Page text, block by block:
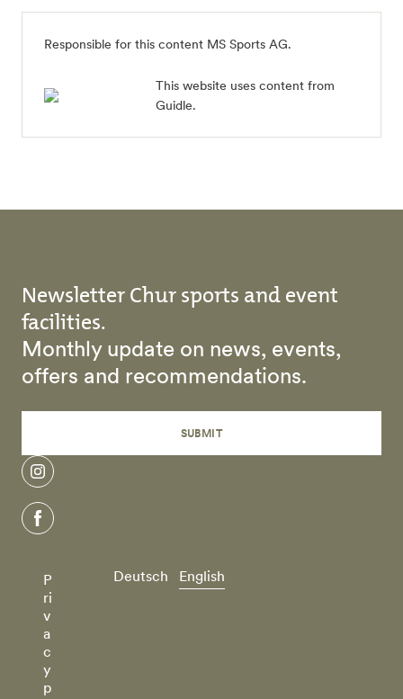
Responsible for this content MS Sports AG.
This website uses content from
Guidle.
Newsletter Chur sports and event
facilities.
Monthly update on news, events,
offers and recommendations.
SUBMIT
instagram
facebook
P
ri
v
a
c
y
p
Deutsch English